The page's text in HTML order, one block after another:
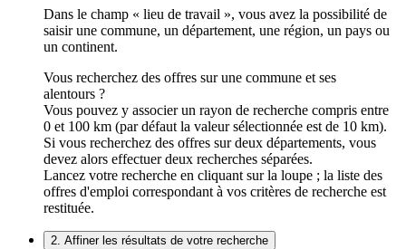
Dans le champ « lieu de travail », vous avez la possibilité de
saisir une commune, un département, une région, un pays ou
un continent.
Vous recherchez des offres sur une commune et ses
alentours ?
Vous pouvez y associer un rayon de recherche compris entre
0 et 100 km (par défaut la valeur sélectionnée est de 10 km).
Si vous recherchez des offres sur deux départements, vous
devez alors effectuer deux recherches séparées.
Lancez votre recherche en cliquant sur la loupe ; la liste des
offres d'emploi correspondant à vos critères de recherche est
restituée.
2. Affiner les résultats de votre recherche